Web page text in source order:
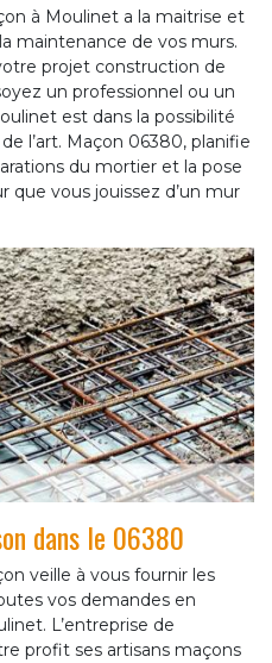
à Moulinet a la maitrise et
maintenance de vos murs.
projet construction de
un professionnel ou un
est dans la possibilité
l’art. Maçon 06380, planifie
du mortier et la pose
que vous jouissez d’un mur
dans le 06380
veille à vous fournir les
vos demandes en
L’entreprise de
profit ses artisans maçons